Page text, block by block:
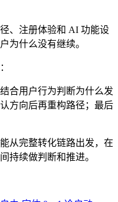
、注册体验和 AI 功能设
为什么没有继续。
合用户行为判断为什么发
方向后再重构路径；最后
从完整转化链路出发，在
持续做判断和推进。